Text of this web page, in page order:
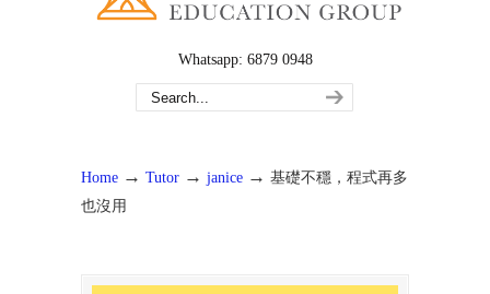
Whatsapp: 6879 0948
Home → Tutor → janice → 基礎不穩，程式再多
也沒用